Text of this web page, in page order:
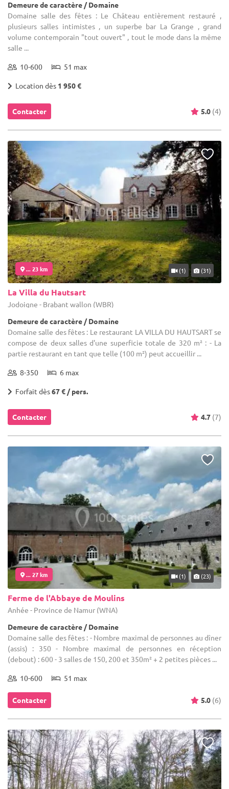
Demeure de caractère / Domaine
Domaine salle des fêtes : Le Château entièrement restauré ,
plusieurs salles intimistes , un superbe bar La Grange , grand
volume contemporain "tout ouvert" , tout le mode dans la même
salle ...
10-600 51 max
Location dès 1 950 €
Contacter 5.0 (4)
... 23 km (1) (31)
La Villa du Hautsart
Jodoigne - Brabant wallon (WBR)
Demeure de caractère / Domaine
Domaine salle des fêtes : Le restaurant LA VILLA DU HAUTSART se
compose de deux salles d'une superficie totale de 320 m² : - La
partie restaurant en tant que telle (100 m²) peut accueillir ...
8-350 6 max
Forfait dès67 € / pers.
Contacter 4.7 (7)
... 27 km (1) (23)
Ferme de l'Abbaye de Moulins
Anhée - Province de Namur (WNA)
Demeure de caractère / Domaine
Domaine salle des fêtes : - Nombre maximal de personnes au dîner
(assis) : 350 - Nombre maximal de personnes en réception
(debout) : 600 - 3 salles de 150, 200 et 350m² + 2 petites pièces ...
10-600 51 max
Contacter 5.0 (6)